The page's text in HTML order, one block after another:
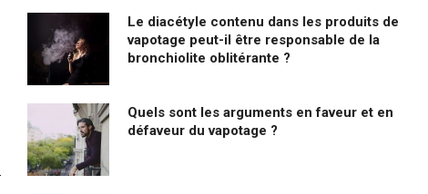
Le diacétyle contenu dans les produits de
vapotage peut-il être responsable de la
bronchiolite oblitérante ?
Quels sont les arguments en faveur et en
défaveur du vapotage ?